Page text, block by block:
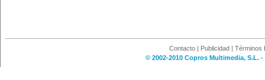
Contacto | Publicidad | Términos
© 2002-2010 Copros Multimedia, S.L.